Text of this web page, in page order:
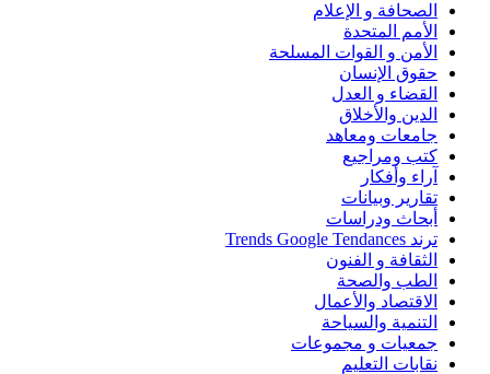
الصحافة و الإعلام
الأمم المتحدة
الأمن و القوات المسلحة
حقوق الإنسان
القضاء و العدل
الدين والأخلاق
جامعات ومعاهد
كتب ومراجيع
آراء وأفكار
تقارير وبيانات
أبحاث ودراسات
ترند Trends Google Tendances
الثقافة و الفنون
الطب والصحة
الاقتصاد والأعمال
التنمية والسياحة
جمعيات و مجموعات
نقابات التعليم